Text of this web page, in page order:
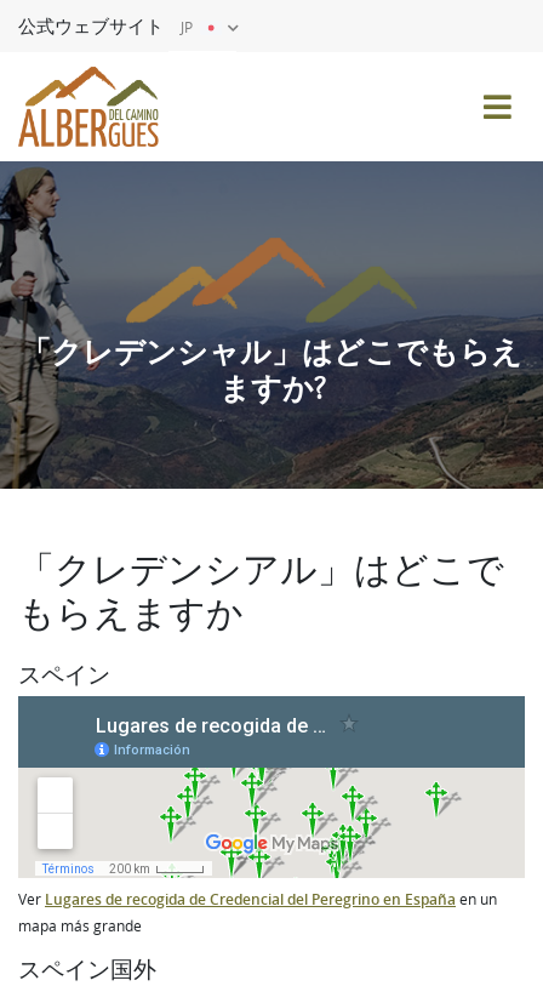
公式ウェブサイト JP
PT
「クレデンシャル」はどこでもらえ
ますか?
「クレデンシアル」はどこで
もらえますか
スペイン
Ver Lugares de recogida de Credencial del Peregrino en España en un
mapa más grande
スペイン国外